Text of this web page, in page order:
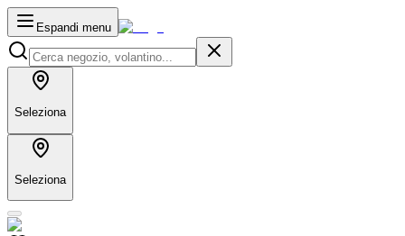
Espandi menu
Seleziona
Seleziona